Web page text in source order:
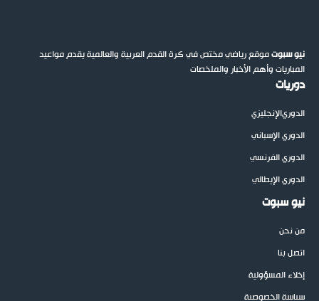
نيو سبوتموقع رياضي مختص في كرة القدم العربية والعالمية يقدم مواعيد
المباريات وأهم الأخبار والملخصات
دوريات
الدوريالإنجليزي
الدوري الإسباني
الدوري الفرنسي
الدوري الإيطالي
نيو سبوت
من نحن
اتصل بنا
إخلاء المسؤولية
سياسة الخصوصية